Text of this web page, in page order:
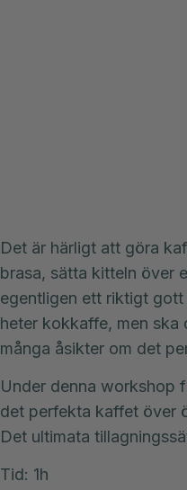
Det är härligt att göra
brasa, sätta kitteln över
egentligen ett riktigt
heter kokkaffe, men
många åsikter om det
Under denna workshop
det perfekta kaffet över
Det ultimata
Tid: 1h